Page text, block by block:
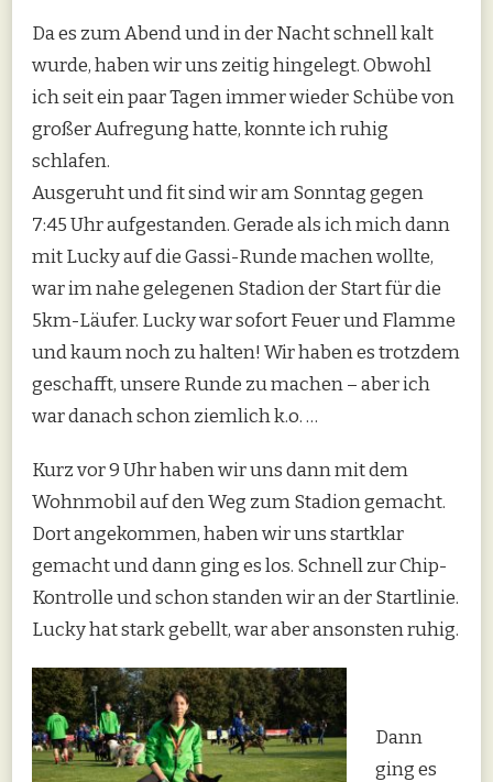
Da es zum Abend und in der Nacht schnell kalt
wurde, haben wir uns zeitig hingelegt. Obwohl
ich seit ein paar Tagen immer wieder Schübe von
großer Aufregung hatte, konnte ich ruhig
schlafen.
Ausgeruht und fit sind wir am Sonntag gegen
7:45 Uhr aufgestanden. Gerade als ich mich dann
mit Lucky auf die Gassi-Runde machen wollte,
war im nahe gelegenen Stadion der Start für die
5km-Läufer. Lucky war sofort Feuer und Flamme
und kaum noch zu halten! Wir haben es trotzdem
geschafft, unsere Runde zu machen – aber ich
war danach schon ziemlich k.o. …
Kurz vor 9 Uhr haben wir uns dann mit dem
Wohnmobil auf den Weg zum Stadion gemacht.
Dort angekommen, haben wir uns startklar
gemacht und dann ging es los. Schnell zur Chip-
Kontrolle und schon standen wir an der Startlinie.
Lucky hat stark gebellt, war aber ansonsten ruhig.
Dann
ging es